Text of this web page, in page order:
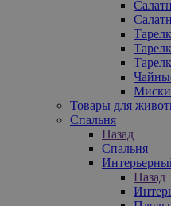
Миски
Товары для
Спальня
Назад
Спальня
Назад